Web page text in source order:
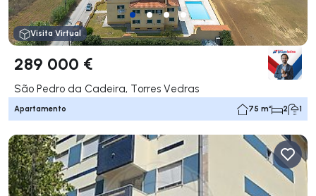
Visita Virtual
289 000 €
São Pedro da Cadeira, Torres Vedras
Apartamento 75 m² 2 1